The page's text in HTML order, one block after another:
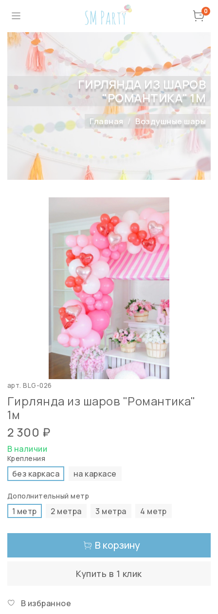
0
ГИРЛЯНДА ИЗ ШАРОВ
"РОМАНТИКА" 1М
Главная Воздушные шары
арт.BLG-026
Гирлянда из шаров "Романтика"
1м
2 300 ₽
В наличии
Крепления
без каркаса на каркасе
Дополнительный метр
1 метр 2 метра 3 метра 4 метр
В корзину
Купить в 1 клик
В избранное